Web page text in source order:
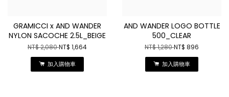
GRAMICCI x AND WANDER
NYLON SACOCHE 2.5L_BEIGE
NT$ 2,080NT$ 1,664
加入購物車
AND WANDER LOGO BOTTLE
500_CLEAR
NT$ 1,280NT$ 896
加入購物車